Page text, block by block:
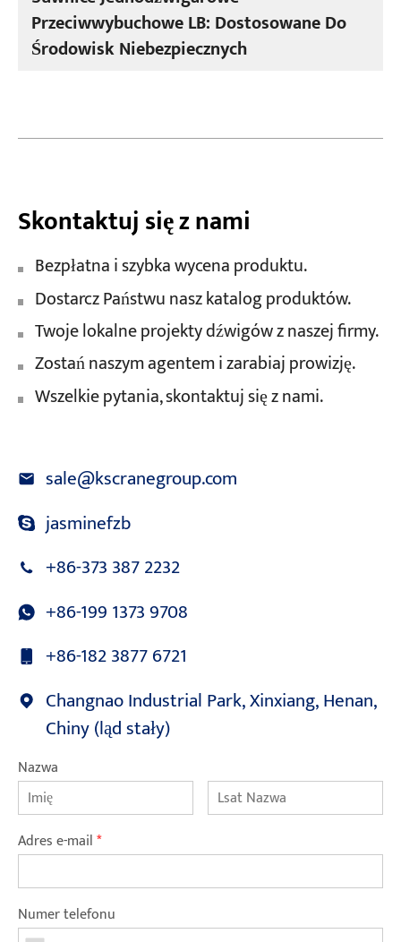
Przeciwwybuchowe LB: Dostosowane Do
Środowisk Niebezpiecznych
Skontaktuj się z nami
Bezpłatna i szybka wycena produktu.
Dostarcz Państwu nasz katalog produktów.
Twoje lokalne projekty dźwigów z naszej firmy.
Zostań naszym agentem i zarabiaj prowizję.
Wszelkie pytania, skontaktuj się z nami.
sale@kscranegroup.com
jasminefzb
+86-373 387 2232
+86-199 1373 9708
+86-182 3877 6721
Changnao Industrial Park, Xinxiang, Henan,
Chiny (ląd stały)
Nazwa
Adres e-mail*
Numer telefonu